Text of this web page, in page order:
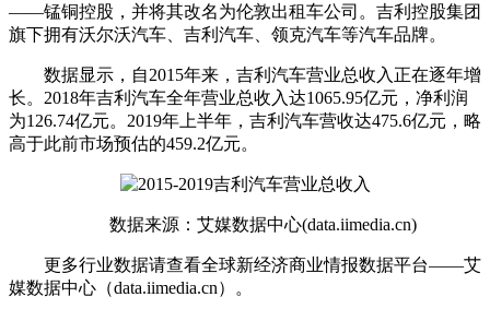
——锰铜控股，并将其改名为伦敦出租车公司。吉利控股集团
旗下拥有沃尔沃汽车、吉利汽车、领克汽车等汽车品牌。
数据显示，自2015年来，吉利汽车营业总收入正在逐年增
长。2018年吉利汽车全年营业总收入达1065.95亿元，净利润
为126.74亿元。2019年上半年，吉利汽车营收达475.6亿元，略
高于此前市场预估的459.2亿元。
数据来源：艾媒数据中心(data.iimedia.cn)
更多行业数据请查看全球新经济商业情报数据平台——艾
媒数据中心（data.iimedia.cn）。